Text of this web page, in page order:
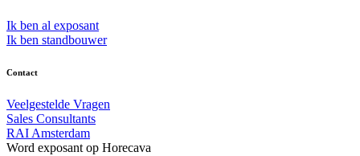
Ik ben al exposant
Ik ben standbouwer
Contact
Veelgestelde Vragen
Sales Consultants
RAI Amsterdam
Word exposant op Horecava